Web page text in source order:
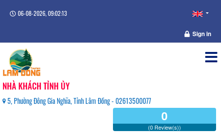
06-08-2026, 09:02:14
Sign in
NHÀ KHÁCH TỈNH ỦY
5, Phường Đông Gia Nghĩa, Tỉnh Lâm Đồng - 02613500077
0
(0 Review(s))